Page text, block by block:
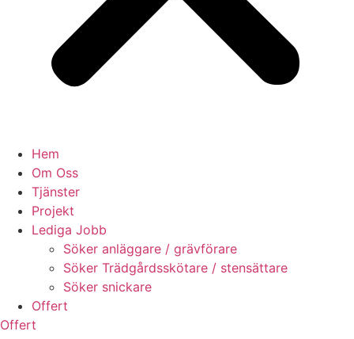
Hem
Om Oss
Tjänster
Projekt
Lediga Jobb
Söker anläggare / grävförare
Söker Trädgårdsskötare / stensättare
Söker snickare
Offert
Offert